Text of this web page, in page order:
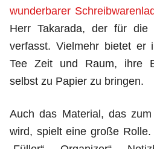
wunderbarer
Herr Takarada, der für die
verfasst. Vielmehr bietet er
Tee Zeit und Raum, ihre
selbst zu Papier zu bringen.
Auch das Material, das
wird, spielt eine große